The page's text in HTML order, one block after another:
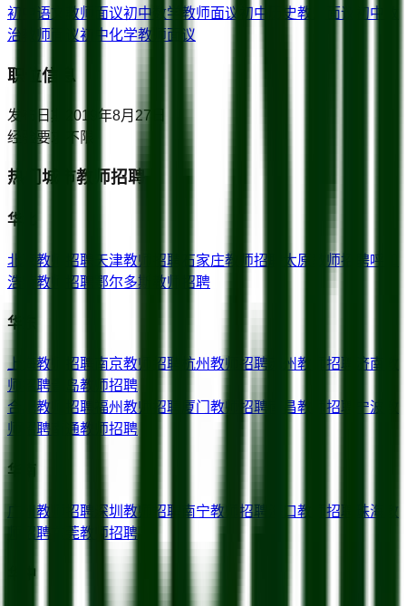
初中语文教师 面议初中数学教师面议 初中历史教师 面议
初中政
治教师 面议初中化学教师面议
职位信息
发布日期
2019年8月27日
经验要求
不限
热门城市教师招聘
华北
北京 教师招聘 天津教师招聘 石家庄教师招聘 太原 教师招聘呼和
浩特 教师招聘 鄂尔多斯 教师招聘
华东
教师招聘 南京教师招聘 杭州教师招聘 苏州教师招聘 济南
师招聘 青岛教师招聘
合肥 教师招聘 福州教师招聘 厦门 教师招聘 南昌教师招聘 宁波
师招聘 南通教师招聘
华南
教师招聘 深圳 教师招聘 南宁教师招聘 海口教师招聘 珠海
师招聘
东莞教师招聘
华中